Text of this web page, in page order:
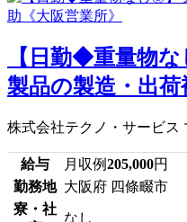
【日勤◆重量物
製品の製造・出荷
株式会社テクノ・サービス
給与 月収例205,000円
勤務地 大阪府 四條畷市
寮・社
なし